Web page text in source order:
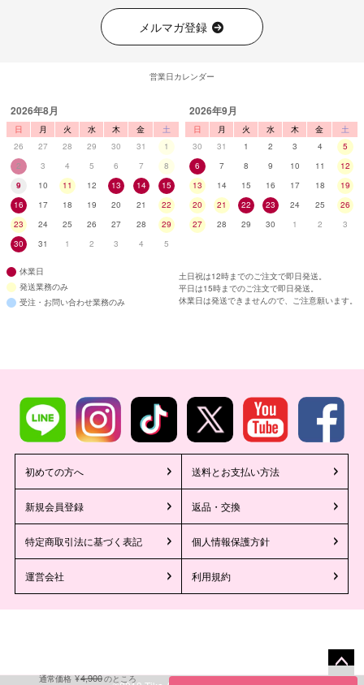
通常価格 ¥4,900のところ
メルマガ登録
営業日カレンダー
2026年8月
日 月 火 水 木 金
土
26
27 28 29 30 31
1
2
3 4 5 6 7
8
9
10 11 12 13 14
15
16
17 18 19 20 21
22
23
24 25 26 27 28
29
30
31 1 2 3 4 5
2026年9月
日 月 火 水 木 金
土
30
31 1 2 3 4
5
6
7 8 9 10 11
12
13
14 15 16 17 18
19
20
21 22 23 24 25
26
27
28 29 30 1 2 3
休業日
発送業務のみ
受注・お問い合わせ業務のみ
土日祝は12時までのご注文で即日発送。
平日は15時までのご注文で即日発送。
休業日は発送できませんので、ご注意願います。
初めての方へ 送料とお支払い方法
新規会員登録 返品・交換
特定商取引法に基づく表記 個人情報保護方針
運営会社 利用規約